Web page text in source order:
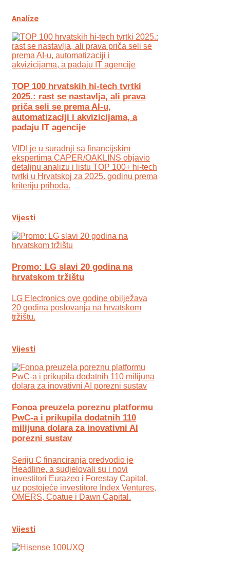
Analize
TOP 100 hrvatskih hi-tech tvrtki
2025.: rast se nastavlja, ali prava
priča seli se prema AI-u,
automatizaciji i akvizicijama, a
padaju IT agencije
VIDI je u suradnji sa financijskim
ekspertima CAPER/OAKLINS objavio
detaljnu analizu i listu TOP 100+ hi-tech
tvrtki u Hrvatskoj za 2025. godinu prema
kriteriju prihoda.
Vijesti
Promo: LG slavi 20 godina na
hrvatskom tržištu
LG Electronics ove godine obilježava
20 godina poslovanja na hrvatskom
tržištu.
Vijesti
Fonoa preuzela poreznu platformu
PwC-a i prikupila dodatnih 110
milijuna dolara za inovativni AI
porezni sustav
Seriju C financiranja predvodio je
Headline, a sudjelovali su i novi
investitori Eurazeo i Forestay Capital,
uz postojeće investitore Index Ventures,
OMERS, Coatue i Dawn Capital.
Vijesti